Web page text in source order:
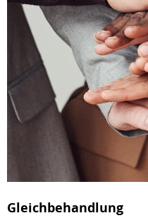
Gleichbehandlung